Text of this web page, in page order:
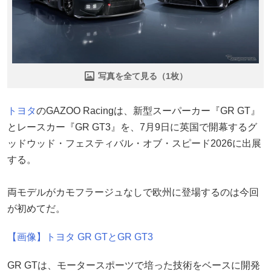
写真を全て見る（1枚）
トヨタのGAZOO Racingは、新型スーパーカー『GR GT』
とレースカー『GR GT3』を、7月9日に英国で開幕するグ
ッドウッド・フェスティバル・オブ・スピード2026に出展
する。
両モデルがカモフラージュなしで欧州に登場するのは今回
が初めてだ。
【画像】トヨタ GR GTとGR GT3
GR GTは、モータースポーツで培った技術をベースに開発